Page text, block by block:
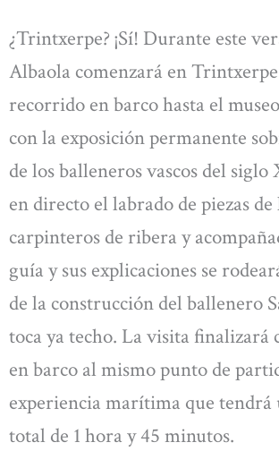
¿Trintxerpe? ¡Sí! Durante este
Albaola comenzará en
recorrido en barco hasta el
con la exposición permanente
de los balleneros vascos del siglo
en directo el labrado de piezas de
carpinteros de ribera y
guía y sus explicaciones se
de la construcción del ballenero
toca ya techo. La visita finalizará
en barco al mismo punto de
experiencia marítima que tendrá
total de 1 hora y 45 minutos.